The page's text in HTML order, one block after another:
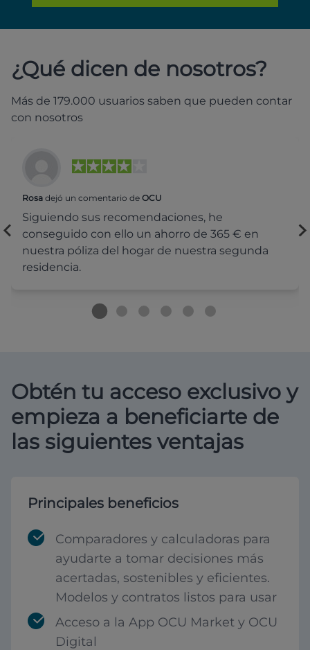
¿Qué dicen de nosotros?
Más de 179.000 usuarios saben que pueden contar
con nosotros
Rosa dejó un comentario de OCU
Siguiendo sus recomendaciones, he
conseguido con ello un ahorro de 365 € en
nuestra póliza del hogar de nuestra segunda
residencia.
Obtén tu acceso exclusivo y
empieza a beneficiarte de
las siguientes ventajas
Principales beneficios
Comparadores y calculadoras para
ayudarte a tomar decisiones más
acertadas, sostenibles y eficientes.
Modelos y contratos listos para usar
Acceso a la App OCU Market y OCU
Digital